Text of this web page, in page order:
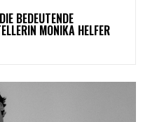
BEDEUTENDE
MONIKA HELFER